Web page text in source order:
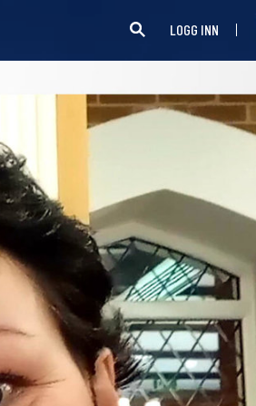
LOGG INN